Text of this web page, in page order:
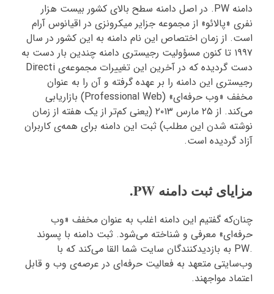
دامنه PW. در اصل دامنه سطح بالای کشور بیست هزار
نفری «پالائو» از مجموعه جزایر میکرونزی در اقیانوس آرام
است. از زمان اختصاص این نام دامنه به این کشور در سال
۱۹۹۷ تا کنون مسؤولیت رجیستری دامنه چندین بار دست به
دست گردیده که در آخرین این تغییرات مجموعه‌ی Directi
رجیستری این دامنه را بر عهده گرفته و آن را به عنوان
مخفف «وب حرفه‌ای» (Professional Web) بازاریابی
می‌کند. از ۲۵ مارس ۲۰۱۳ (یعنی کم‌تر از یک هفته از زمان
نوشته شدن این مطلب) ثبت این دامنه برای همه‌ی کاربران
آزاد گردیده است.
مزایای ثبت دامنه PW.
چنان‌که گفتیم این دامنه اغلب به عنوان مخفف «وب
حرفه‌ای» معرفی و شناخته می‌شود. ثبت دامنه با پسوند
.PW به بازدیدکنندگان سایت شما القا می‌کند که با
وب‌سایتی متعهد به فعالیت حرفه‌ای در عرصه‌ی وب و قابل
اعتماد مواجهند.